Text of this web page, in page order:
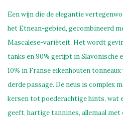
Een wijn die de elegantie
het Etnean-gebied, gecombineerd
Mascalese-variëteit. Het wordt
tanks en 90% gerijpt in Slavonische
10% in Franse eikenhouten
derde passage. De neus is complex
kersen tot poederachtige hints, wat
geeft, hartige tannines, allemaal met